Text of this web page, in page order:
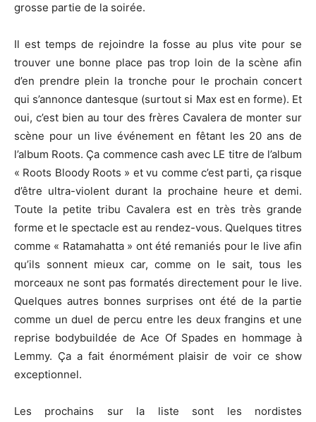
grosse partie de la soirée.
Il est temps de rejoindre la fosse au plus vite pour se
trouver une bonne place pas trop loin de la scène afin
d’en prendre plein la tronche pour le prochain concert
qui s’annonce dantesque (surtout si Max est en forme). Et
oui, c’est bien au tour des frères Cavalera de monter sur
scène pour un live événement en fêtant les 20 ans de
l’album Roots. Ça commence cash avec LE titre de l’album
« Roots Bloody Roots » et vu comme c’est parti, ça risque
d’être ultra-violent durant la prochaine heure et demi.
Toute la petite tribu Cavalera est en très très grande
forme et le spectacle est au rendez-vous. Quelques titres
comme « Ratamahatta » ont été remaniés pour le live afin
qu’ils sonnent mieux car, comme on le sait, tous les
morceaux ne sont pas formatés directement pour le live.
Quelques autres bonnes surprises ont été de la partie
comme un duel de percu entre les deux frangins et une
reprise bodybuildée de Ace Of Spades en hommage à
Lemmy. Ça a fait énormément plaisir de voir ce show
exceptionnel.
Les prochains sur la liste sont les nordistes